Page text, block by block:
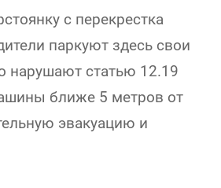
с перекрестка
паркуют здесь свои
нарушают статью 12.19
ближе 5 метров от
эвакуацию и